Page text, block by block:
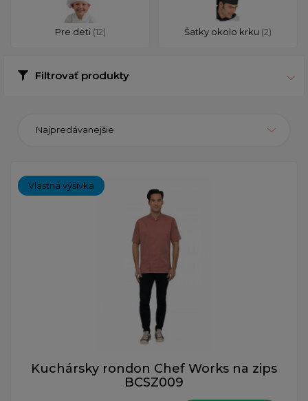
Pre deti (12) Šatky okolo krku (2)
Filtrovať produkty
Najpredávanejšie
Vlastná výšivka
Kuchársky rondon Chef Works na zips
BCSZ009